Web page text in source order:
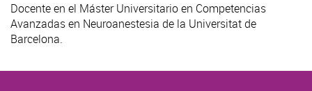
Docente en el Máster Universitario en Competencias
Avanzadas en Neuroanestesia de la Universitat de
Barcelona.